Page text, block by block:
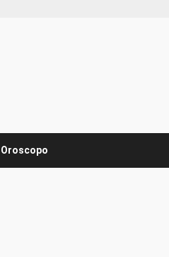
Oroscopo